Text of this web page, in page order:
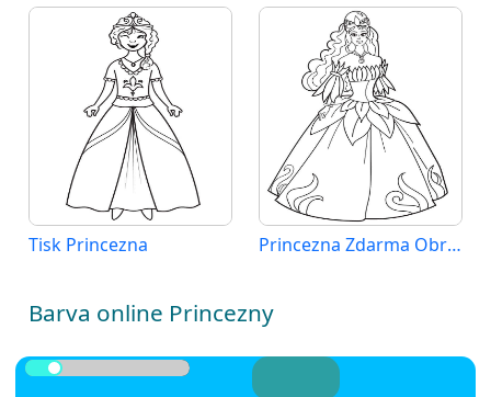
Tisk Princezna Princezna Zdarma Obrázek
Barva online Princezny